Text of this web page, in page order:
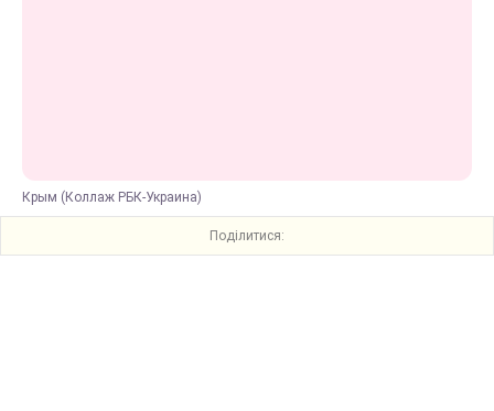
Крым (Коллаж РБК-Украина)
Поділитися: